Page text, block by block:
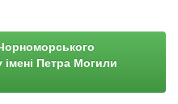
імені Петра Могили